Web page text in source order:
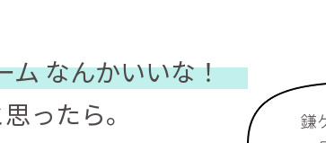
ムなんかいいな！
ったら。